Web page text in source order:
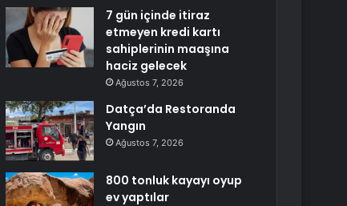
7 gün içinde itiraz
etmeyen kredi kartı
sahiplerinin maaşına
haciz gelecek
Ağustos 7, 2026
Datça’da Restoranda
Yangın
Ağustos 7, 2026
800 tonluk kayayı oyup
ev yaptılar